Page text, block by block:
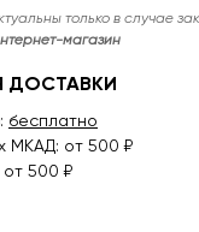
только в случае
магазин
ДОСТАВКИ
бесплатно
МКАД: от 500 ₽
500 ₽